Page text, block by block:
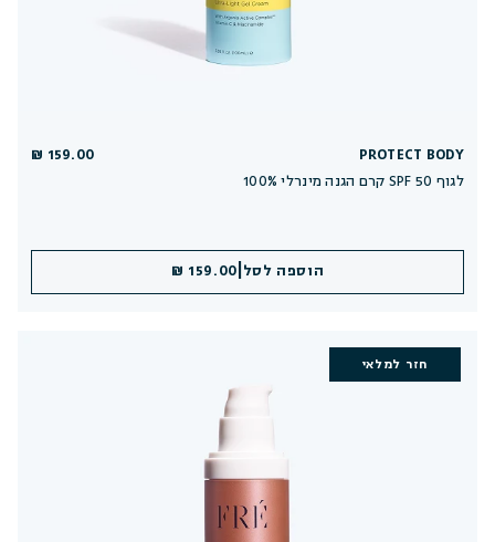
PROTECT BODY
100% קרם הגנה מינרלי SPF 50 לגוף
159.00 ₪
הוספה לסל 159.00 ₪
חזר למלאי